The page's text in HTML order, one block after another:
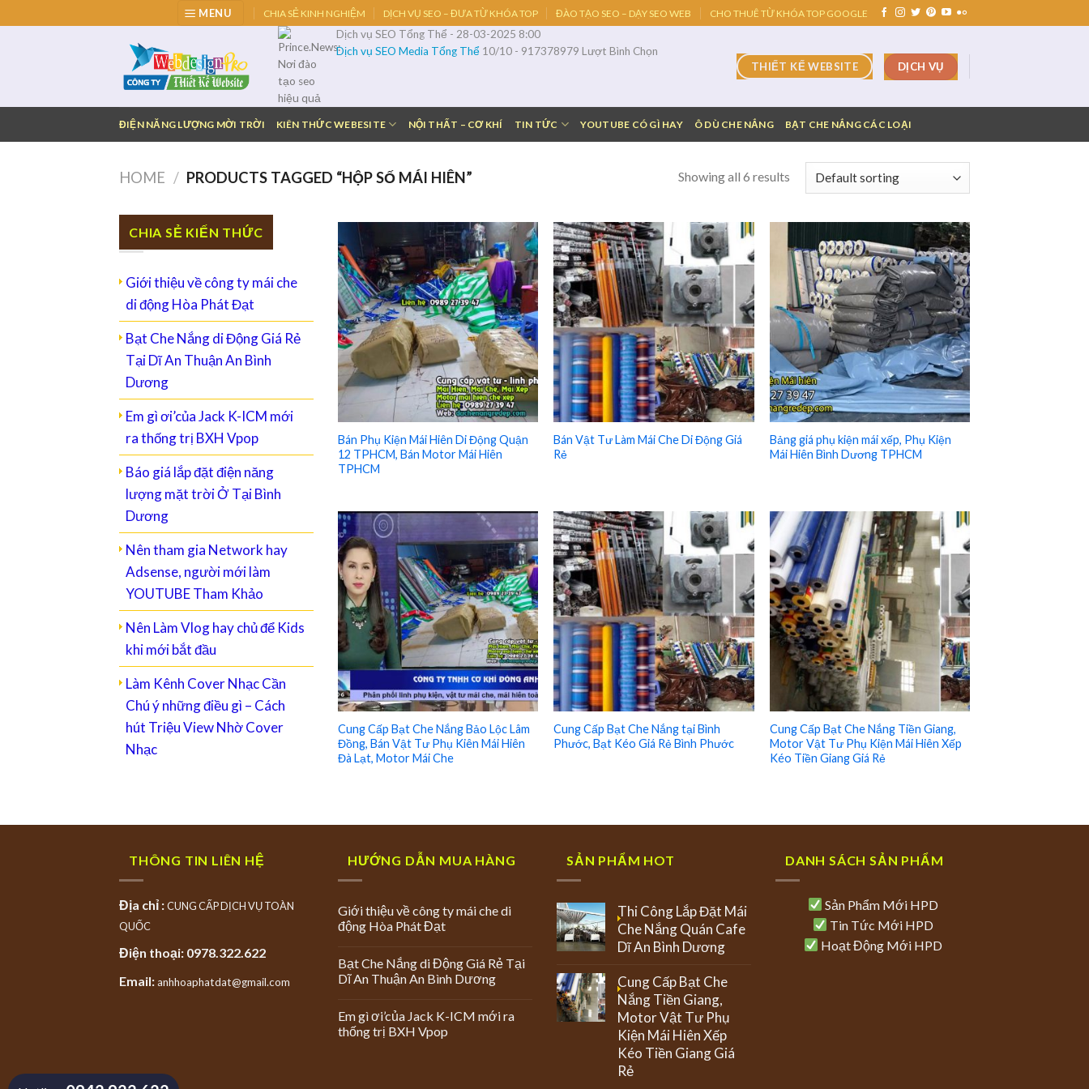
to
MENU CHIA SẺ KINH NGHIỆM DỊCH VỤ SEO – ĐƯA TỪ KHÓA TOP ĐÀO TẠO SEO – DẠY SEO WEB CHO THUÊ TỪ KHÓA TOP GOOGLE
Dịch vụ SEO Tổng Thể - 28-03-2025 8:00
Dịch vụ SEO Media Tổng Thể 10/10- 917378979 Lượt Bình Chọn
THIẾT KẾ WEBSITE
DỊCH VỤ
ĐIỆN NĂNG LƯỢNG MỜI TRỜI KIÊN THỨC WEBESITE NỘI THẤT – CƠ KHÍ TIN TỨC YOUTUBE CÓ GÌ HAY Ô DÙ CHE NẮNG BẠT CHE NẮNG CÁC LOẠI
HOME / PRODUCTS TAGGED “HỘP SỐ MÁI HIÊN” Showing all 6 results
CHIA SẺ KIẾN THỨC
Giới thiệu về công ty mái che
di động Hòa Phát Đạt
Bạt Che Nắng di Động Giá Rẻ
Tại Dĩ An Thuận An Bình
Dương
Em gì ơi’của Jack K-ICM mới
ra thống trị BXH Vpop
Báo giá lắp đặt điện năng
lượng mặt trời Ở Tại Bình
Dương
Nên tham gia Network hay
Adsense, người mới làm
YOUTUBE Tham Khảo
Nên Làm Vlog hay chủ để Kids
khi mới bắt đầu
Làm Kênh Cover Nhạc Cần
Chú ý những điều gì – Cách
hút Triệu View Nhờ Cover
Nhạc
Bán Phụ Kiện Mái Hiên Di Động Quận
12 TPHCM, Bán Motor Mái Hiên
TPHCM
Bán Vật Tư Làm Mái Che Di Động Giá
Rẻ
Bảng giá phụ kiện mái xếp, Phụ Kiện
Mái Hiên Bình Dương TPHCM
Cung Cấp Bạt Che Nắng Bảo Lộc Lâm
Đồng, Bán Vật Tư Phụ Kiên Mái Hiên
Đà Lạt, Motor Mái Che
Cung Cấp Bạt Che Nắng tại Bình
Phước, Bạt Kéo Giá Rẻ Bình Phước
Cung Cấp Bạt Che Nắng Tiền Giang,
Motor Vật Tư Phụ Kiện Mái Hiên Xếp
Kéo Tiền Giang Giá Rẻ
THÔNG TIN LIÊN HỆ
Địa chỉ :CUNG CẤP DỊCH VỤ TOÀN
QUỐC
Điện thoại: 0978.322.622
Email:anhhoaphatdat@gmail.com
HƯỚNG DẪN MUA HÀNG
Giới thiệu về công ty mái che di
động Hòa Phát Đạt
Bạt Che Nắng di Động Giá Rẻ Tại
Dĩ An Thuận An Bình Dương
Em gì ơi’của Jack K-ICM mới ra
thống trị BXH Vpop
SẢN PHẨM HOT
Thi Công Lắp Đặt Mái
Che Nắng Quán Cafe
Dĩ An Bình Dương
Cung Cấp Bạt Che
Nắng Tiền Giang,
Motor Vật Tư Phụ
Kiện Mái Hiên Xếp
Kéo Tiền Giang Giá
Rẻ
DANH SÁCH SẢN PHẨM
Sản Phẩm Mới HPD
Tin Tức Mới HPD
Hoạt Động Mới HPD